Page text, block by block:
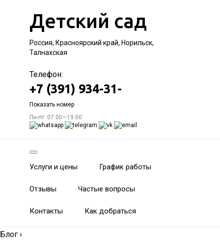
Детский сад
Россия, Красноярский край, Норильск,
Талнахская
Телефон:
+7 (391) 934-31-
Показать номер
Пн-пт: 07:00—19:00
Услуги и цены График работы
Отзывы Частые вопросы
Контакты Как добраться
Блог ›